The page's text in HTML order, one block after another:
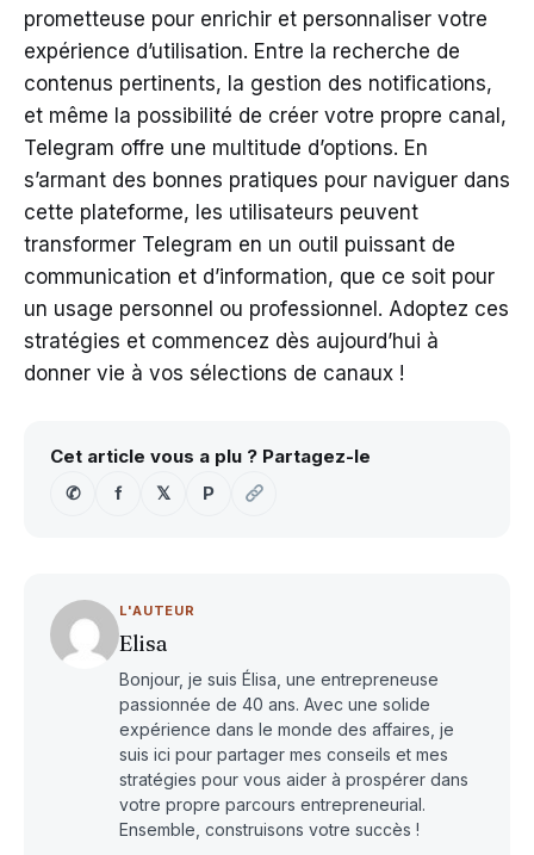
prometteuse pour enrichir et personnaliser votre
expérience d’utilisation. Entre la recherche de
contenus pertinents, la gestion des notifications,
et même la possibilité de créer votre propre canal,
Telegram offre une multitude d’options. En
s’armant des bonnes pratiques pour naviguer dans
cette plateforme, les utilisateurs peuvent
transformer Telegram en un outil puissant de
communication et d’information, que ce soit pour
un usage personnel ou professionnel. Adoptez ces
stratégies et commencez dès aujourd’hui à
donner vie à vos sélections de canaux !
Cet article vous a plu ? Partagez-le
✆
f 𝕏 P
L'AUTEUR
Elisa
Bonjour, je suis Élisa, une entrepreneuse
passionnée de 40 ans. Avec une solide
expérience dans le monde des affaires, je
suis ici pour partager mes conseils et mes
stratégies pour vous aider à prospérer dans
votre propre parcours entrepreneurial.
Ensemble, construisons votre succès !